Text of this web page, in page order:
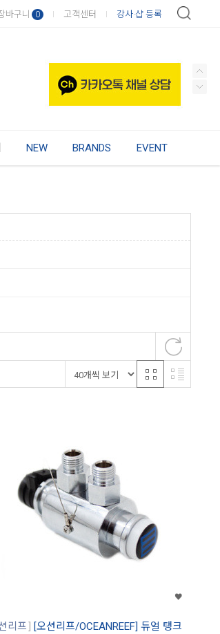
바구니 0 고객센터 강사·샵 등록
NEW BRANDS EVENT
리프
[오션리프/OCEANREEF] 듀얼 탱크